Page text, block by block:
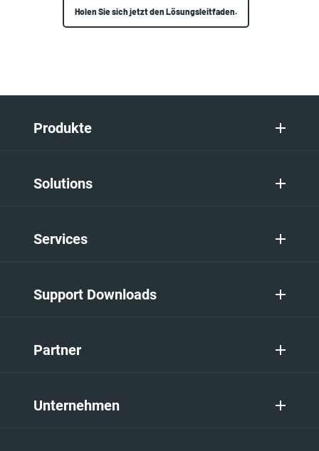
Holen Sie sich jetzt den Lösungsleitfaden.
Produkte
Solutions
Services
Support Downloads
Partner
Unternehmen